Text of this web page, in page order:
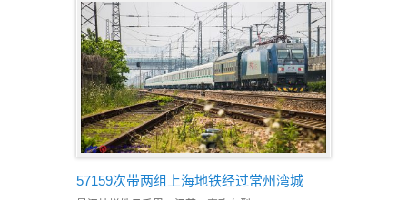
57159次带两组上海地铁经过常州湾城